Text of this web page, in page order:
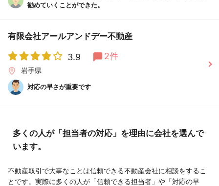
勧めていくことができた。
有限会社アールアンドデー不動産
3.9 2件
岩手県
対応の早さが重要です
多くの人が「担当者の対応」を理由に会社を選んで
います。
不動産取引で大事なことは信頼できる不動産会社に相談をするこ
とです。実際に多くの人が「信頼できる担当者」や「対応の早